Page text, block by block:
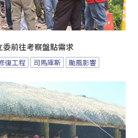
前往考察盤點需求
復工程 司馬庫斯 颱風影響